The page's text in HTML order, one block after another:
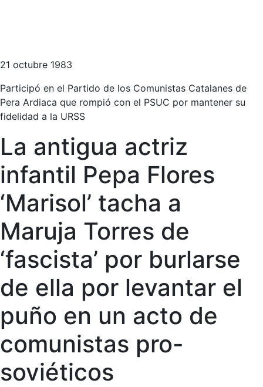
21 octubre 1983
Participó en el Partido de los Comunistas Catalanes de
Pera Ardiaca que rompió con el PSUC por mantener su
fidelidad a la URSS
La antigua actriz
infantil Pepa Flores
‘Marisol’ tacha a
Maruja Torres de
‘fascista’ por burlarse
de ella por levantar el
puño en un acto de
comunistas pro-
soviéticos